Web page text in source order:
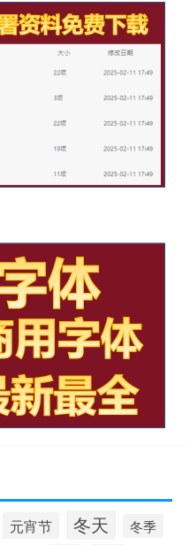
元宵节 冬天 冬季